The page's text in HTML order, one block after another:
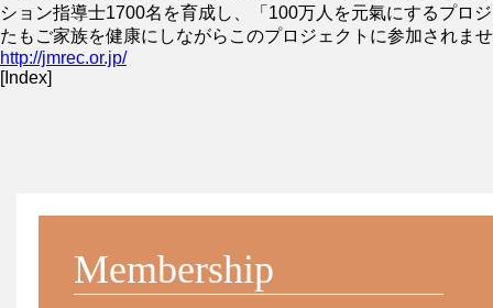
ション指導士1700名を育成し、「100万人を元氣にするプロ
たもご家族を健康にしながらこのプロジェクトに参加されま
http://jmrec.or.jp/
[Index]
Membership